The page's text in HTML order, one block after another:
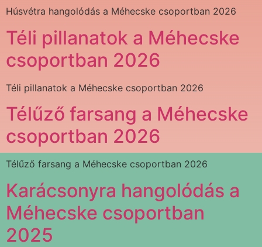
Húsvétra hangolódás a Méhecske csoportban 2026
Téli pillanatok a Méhecske
csoportban 2026
Téli pillanatok a Méhecske csoportban 2026
Télűző farsang a Méhecske
csoportban 2026
Télűző farsang a Méhecske csoportban 2026
Karácsonyra hangolódás a
Méhecske csoportban
2025